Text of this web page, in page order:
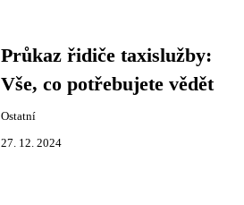
Průkaz řidiče taxislužby:
Vše, co potřebujete vědět
Ostatní
27. 12. 2024